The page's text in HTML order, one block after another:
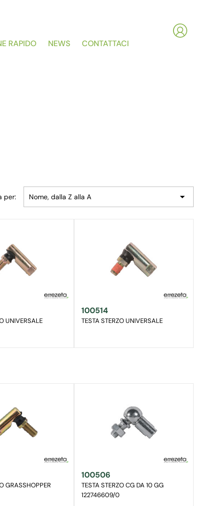
RAPIDO NEWS CONTATTACI
per: Nome, dalla Z alla A 
UNIVERSALE
100514
TESTA STERZO UNIVERSALE
GRASSHOPPER
100506
TESTA STERZO CG DA 10 GG
122746609/0